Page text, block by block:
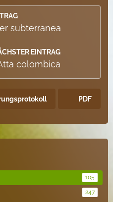
subterranea
EINTRAG
colombica
PDF
105
247